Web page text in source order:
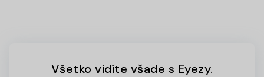
Všetko vidíte všade s Eyezy.